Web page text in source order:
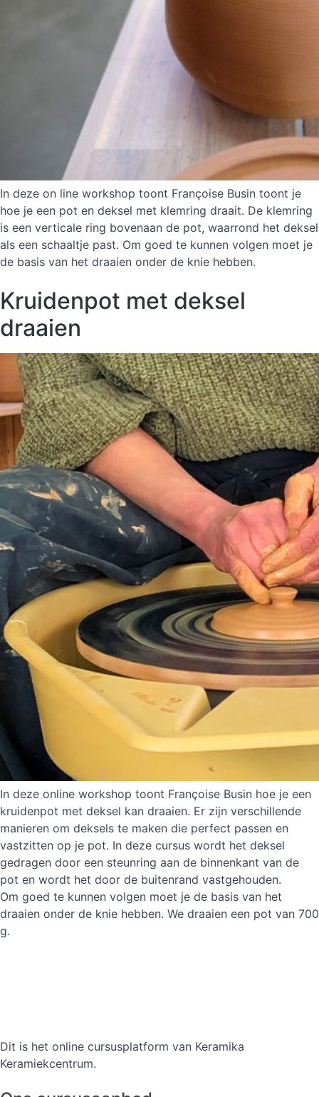
In deze on line workshop toont Françoise Busin toont je
hoe je een pot en deksel met klemring draait. De klemring
is een verticale ring bovenaan de pot, waarrond het deksel
als een schaaltje past. Om goed te kunnen volgen moet je
de basis van het draaien onder de knie hebben.
Kruidenpot met deksel
draaien
In deze online workshop toont Françoise Busin hoe je een
kruidenpot met deksel kan draaien. Er zijn verschillende
manieren om deksels te maken die perfect passen en
vastzitten op je pot. In deze cursus wordt het deksel
gedragen door een steunring aan de binnenkant van de
pot en wordt het door de buitenrand vastgehouden.
Om goed te kunnen volgen moet je de basis van het
draaien onder de knie hebben. We draaien een pot van 700
g.
Dit is het online cursusplatform van Keramika
Keramiekcentrum.